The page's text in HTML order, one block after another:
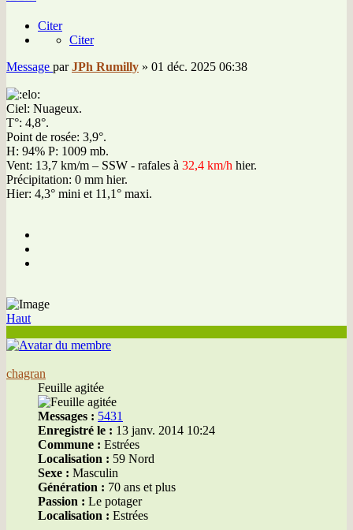
Citer
Citer
Message parJPh Rumilly » 01 déc. 2025 06:38
Ciel: Nuageux.
T°: 4,8°.
Point de rosée: 3,9°.
H: 94% P: 1009 mb.
Vent: 13,7 km/m – SSW - rafales à 32,4 km/h hier.
Précipitation: 0 mm hier.
Hier: 4,3° mini et 11,1° maxi.
Haut
chagran
Feuille agitée
Messages : 5431
Enregistré le : 13 janv. 2014 10:24
Commune : Estrées
Localisation : 59 Nord
Sexe : Masculin
Génération : 70 ans et plus
Passion : Le potager
Localisation : Estrées